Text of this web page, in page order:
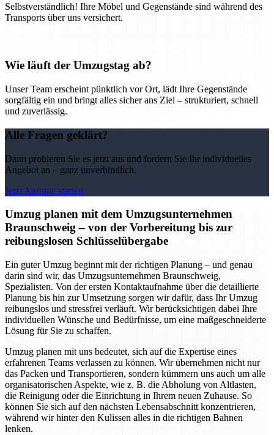
Selbstverständlich! Ihre Möbel und Gegenstände sind während des
Transports über uns versichert.
Wie läuft der Umzugstag ab?
Unser Team erscheint pünktlich vor Ort, lädt Ihre Gegenstände
sorgfältig ein und bringt alles sicher ans Ziel – strukturiert, schnell
und zuverlässig.
Alle Fragen geklärt?
Dann probieren Sie es jetzt aus und fordern Sie Ihr individuelles
Angebot an – ganz unverbindlich.
Jetzt Anfrage starten
Umzug planen mit dem Umzugsunternehmen
Braunschweig – von der Vorbereitung bis zur
reibungslosen Schlüsselübergabe
Ein guter Umzug beginnt mit der richtigen Planung – und genau
darin sind wir, das Umzugsunternehmen Braunschweig,
Spezialisten. Von der ersten Kontaktaufnahme über die detaillierte
Planung bis hin zur Umsetzung sorgen wir dafür, dass Ihr Umzug
reibungslos und stressfrei verläuft. Wir berücksichtigen dabei Ihre
individuellen Wünsche und Bedürfnisse, um eine maßgeschneiderte
Lösung für Sie zu schaffen.
Umzug planen mit uns bedeutet, sich auf die Expertise eines
erfahrenen Teams verlassen zu können. Wir übernehmen nicht nur
das Packen und Transportieren, sondern kümmern uns auch um alle
organisatorischen Aspekte, wie z. B. die Abholung von Altlasten,
die Reinigung oder die Einrichtung in Ihrem neuen Zuhause. So
können Sie sich auf den nächsten Lebensabschnitt konzentrieren,
während wir hinter den Kulissen alles in die richtigen Bahnen
lenken.